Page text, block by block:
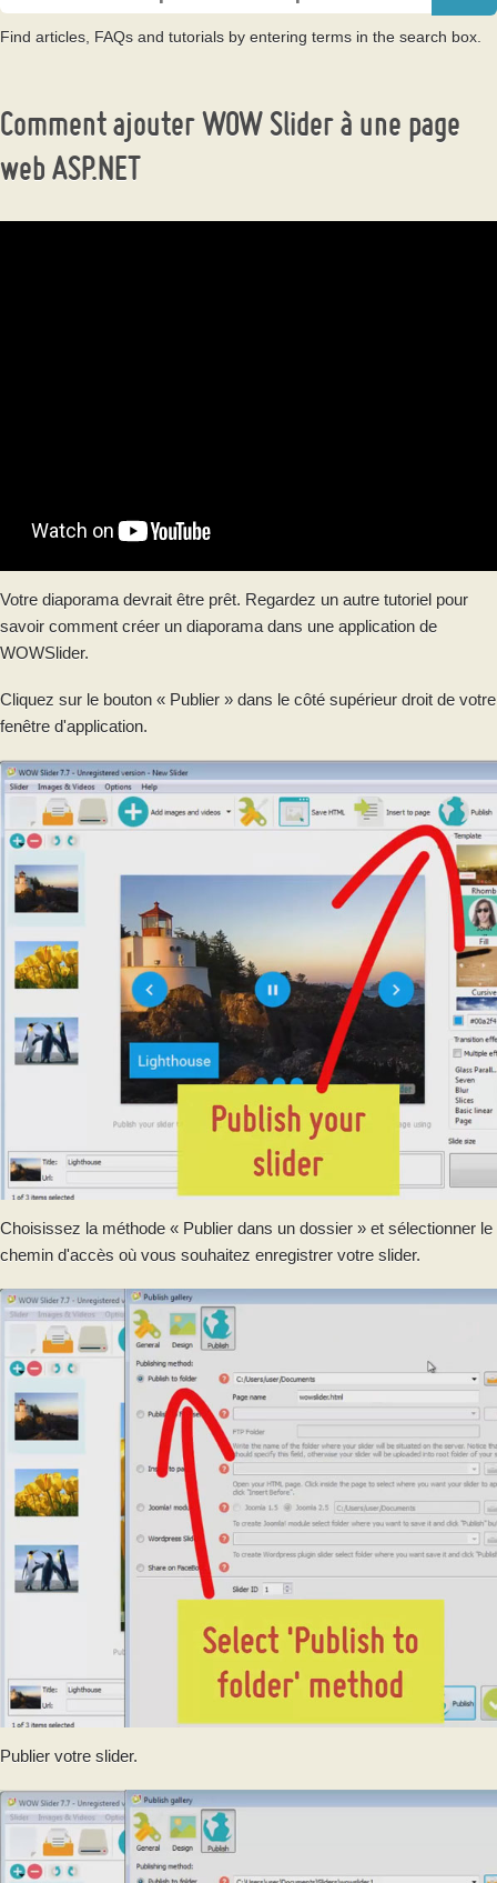
Comment ajouter WOW Slider à une page
web ASP.NET
Votre diaporama devrait être prêt. Regardez un autre tutoriel pour
savoir comment créer un diaporama dans une application de
WOWSlider.
Cliquez sur le bouton « Publier » dans le côté supérieur droit de votre
fenêtre d'application.
Choisissez la méthode « Publier dans un dossier » et sélectionner le
chemin d'accès où vous souhaitez enregistrer votre slider.
Publier votre slider.